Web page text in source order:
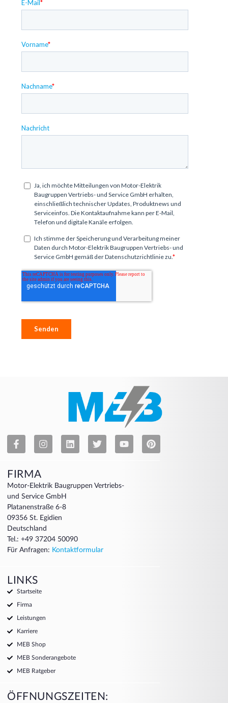
FIRMA
Motor-Elektrik Baugruppen Vertriebs-
und Service GmbH
Platanenstraße 6-8
09356 St. Egidien
Deutschland
Tel.: +49 37204 50090
Für Anfragen: Kontaktformular
LINKS
Startseite
Firma
Leistungen
Karriere
MEB Shop
MEB Sonderangebote
MEB Ratgeber
ÖFFNUNGSZEITEN: